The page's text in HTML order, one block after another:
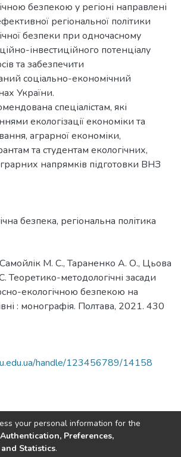
безпекою у регіоні направлені
регіональної політики
безпеки при одночасному
інвестиційного потенціалу
та забезпечити
соціально-економічний
України.
спеціалістам, які
екологізації економіки та
аграрної економіки,
та студентам екологічних,
напрямків підготовки ВНЗ
безпека, регіональна політика
М. С., Тараненко А. О., Цьова
методологічні засади
екологічною безпекою на
: монографія. Полтава, 2021. 430
handle/123456789/14158
your personal information for the
Authentication, Preferences,
Statistics.